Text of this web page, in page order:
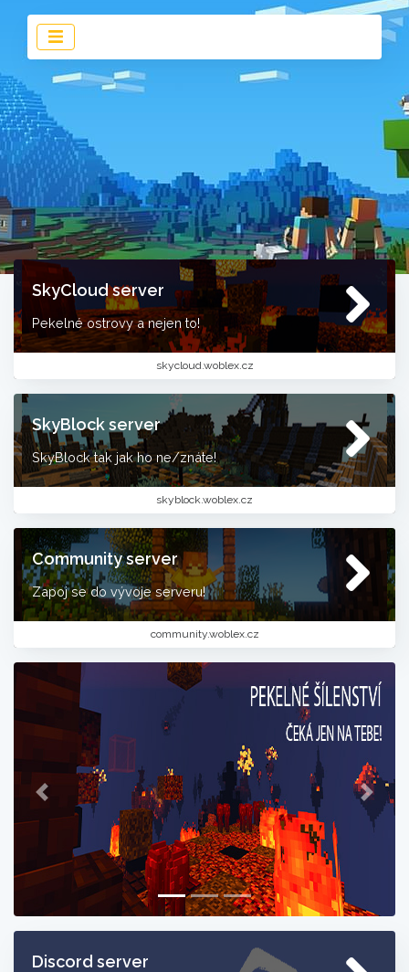
SkyCloud server
Pekelné ostrovy a nejen to!
skycloud.woblex.cz
SkyBlock server
SkyBlock tak jak ho ne/znáte!
skyblock.woblex.cz
Community server
Zapoj se do vývoje serveru!
community.woblex.cz
Previous Next
Discord server